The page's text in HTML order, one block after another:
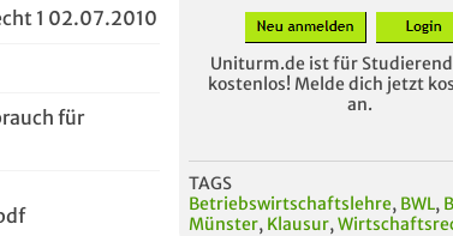
1 02.07.2010
für
Uniturm.de ist für
kostenlos! Melde dich jetzt
an.
TAGS
Betriebswirtschaftslehre, BWL,
Münster, Klausur,